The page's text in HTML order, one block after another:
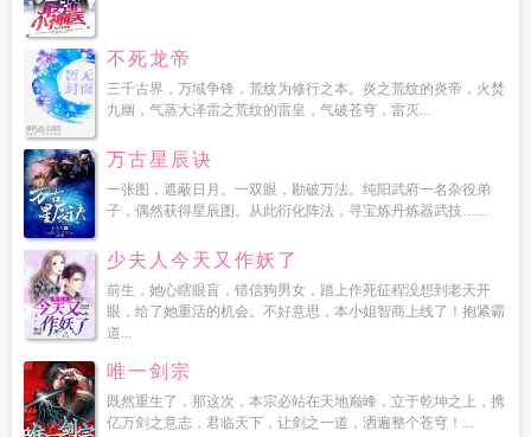
不死龙帝
三千古界，万域争锋，荒纹为修行之本。炎之荒纹的炎帝，火焚
九幽，气蒸大泽雷之荒纹的雷皇，气破苍穹，雷灭...
万古星辰诀
一张图，遮蔽日月。一双眼，勘破万法。纯阳武府一名杂役弟
子，偶然获得星辰图。从此衍化阵法，寻宝炼丹炼器武技…...
少夫人今天又作妖了
前生，她心瞎眼盲，错信狗男女，踏上作死征程没想到老天开
眼，给了她重活的机会。不好意思，本小姐智商上线了！抱紧霸
道...
唯一剑宗
既然重生了，那这次，本宗必站在天地巅峰，立于乾坤之上，携
亿万剑之意志，君临天下，让剑之一道，洒遍整个苍穹！...